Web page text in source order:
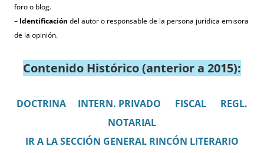
foro o blog.
– Identificación del autor o responsable de la persona jurídica emisora
de la opinión.
Contenido Histórico (anterior a 2015):
DOCTRINA INTERN. PRIVADO FISCAL
REGL.
NOTARIAL
IR A LA SECCIÓN GENERAL RINCÓN LITERARIO